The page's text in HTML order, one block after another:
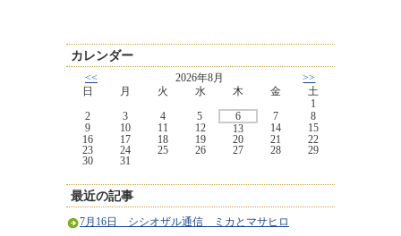
カレンダー
<< 2026年8月
>>
日
月 火 水 木 金
土
1
2
3 4 5 6 7
8
9
10 11 12 13 14
15
16
17 18 19 20 21
22
23
24 25 26 27 28
29
30
31
最近の記事
7月16日 シシオザル通信 ミカとマサヒロ